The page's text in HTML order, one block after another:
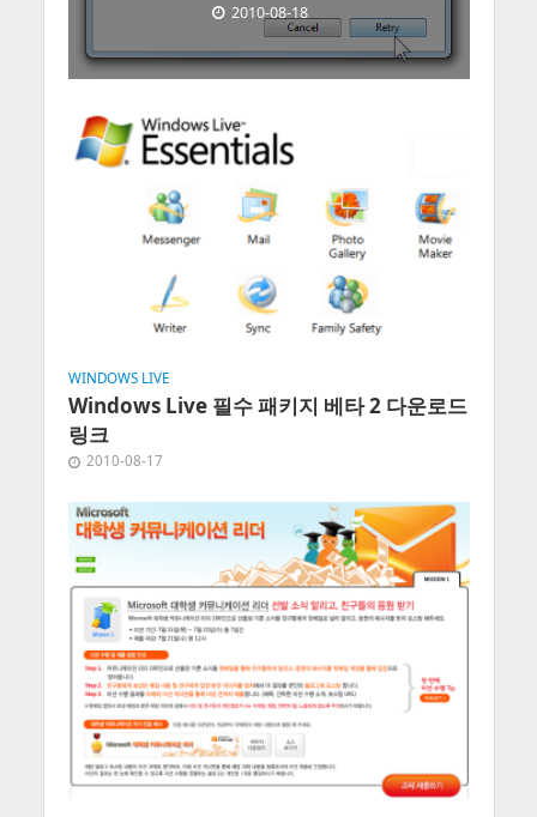
2010-08-18
WINDOWS LIVE
Windows Live 필수 패키지 베타 2 다운로드
링크
2010-08-17